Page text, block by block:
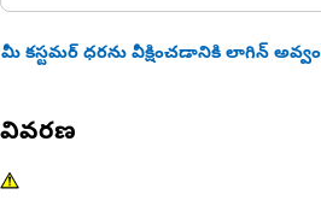
మీ కస్టమర్ ధరను వీక్షించడానికి లాగిన్
వివరణ